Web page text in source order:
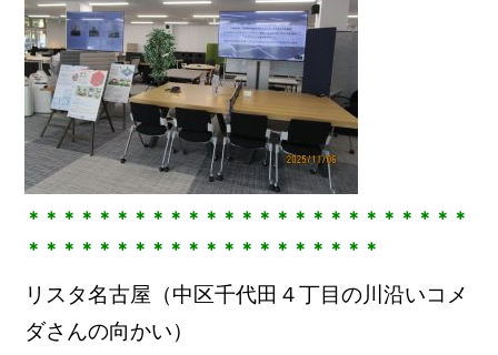
＊＊＊＊＊＊＊＊＊＊＊＊＊＊＊＊＊＊＊＊＊＊＊＊＊
＊＊＊＊＊＊＊＊＊＊＊＊＊＊＊＊＊＊＊＊
リスタ名古屋（中区千代田４丁目の川沿いコメ
ダさんの向かい）